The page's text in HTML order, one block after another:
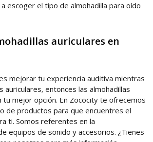
escoger el tipo de almohadilla para oído
auriculares en
mejorar tu experiencia auditiva mientras
auriculares, entonces las almohadillas
tu mejor opción. En Zococity te ofrecemos
de productos para que encuentres el
ti. Somos referentes en la
equipos de sonido y accesorios. ¿Tienes